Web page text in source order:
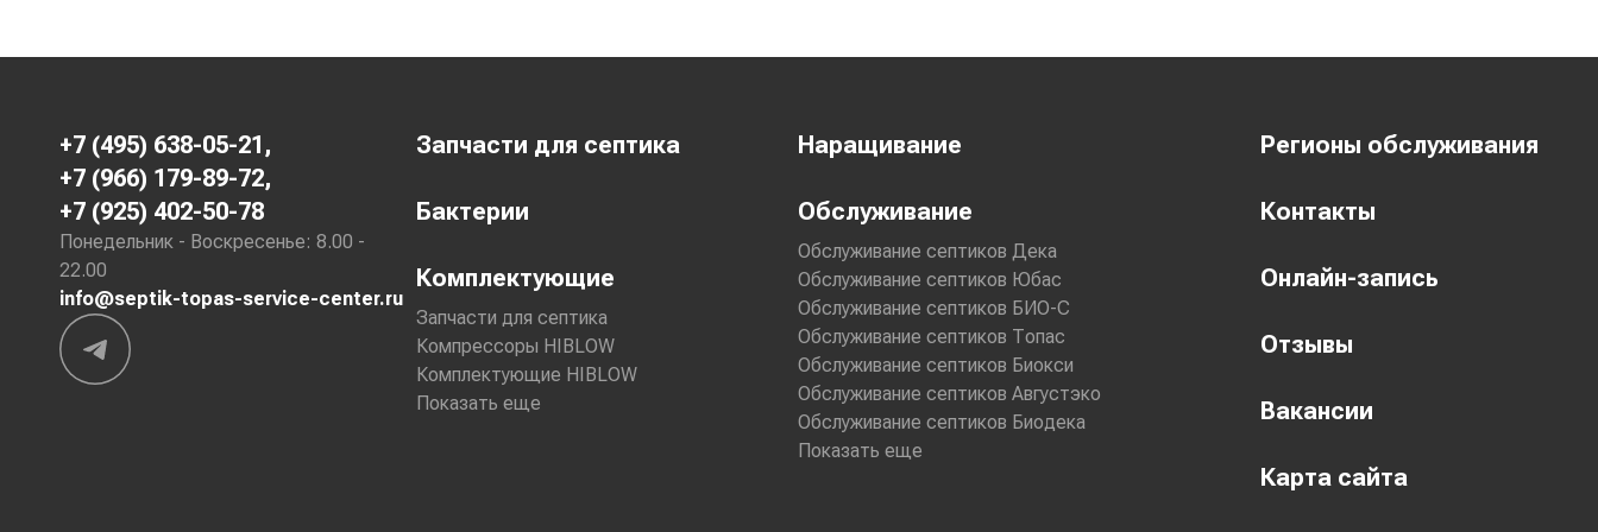
Обслуживание септиков ВОЛГАРЬ
+7 (495) 638-05-21 ,
+7 (966) 179-89-72,
+7 (925) 402-50-78
Понедельник - Воскресенье: 8.00 -
22.00
info@septik-topas-service-center.ru
Запчасти для септика
Бактерии
Комплектующие
Запчасти для септика
Компрессоры HIBLOW
Комплектующие HIBLOW
Показать еще
Наращивание
Обслуживание
Обслуживание септиков Дека
Обслуживание септиков Юбас
Обслуживание септиков БИО-С
Обслуживание септиков Топас
Обслуживание септиков Биокси
Обслуживание септиков Августэко
Обслуживание септиков Биодека
Показать еще
Регионы обслуживания
Контакты
Онлайн-запись
Отзывы
Вакансии
Карта сайта